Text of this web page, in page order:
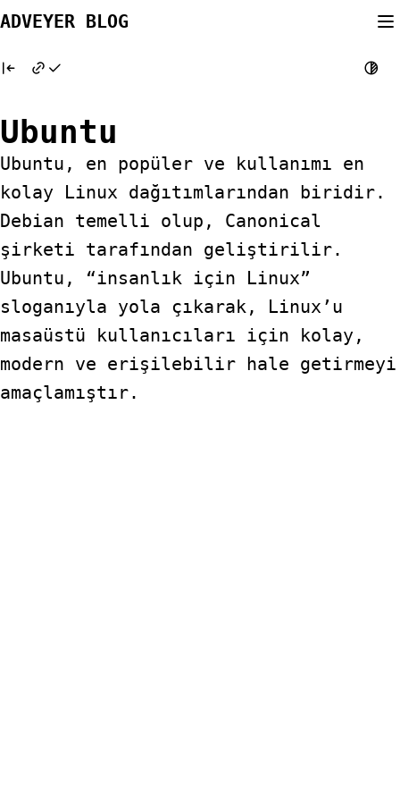
to
ADVEYER BLOG
Ubuntu
Ubuntu, en popüler ve kullanımı en
kolay Linux dağıtımlarından biridir.
Debian temelli olup, Canonical
şirketi tarafından geliştirilir.
Ubuntu, “insanlık için Linux”
sloganıyla yola çıkarak, Linux’u
masaüstü kullanıcıları için kolay,
modern ve erişilebilir hale getirmeyi
amaçlamıştır.